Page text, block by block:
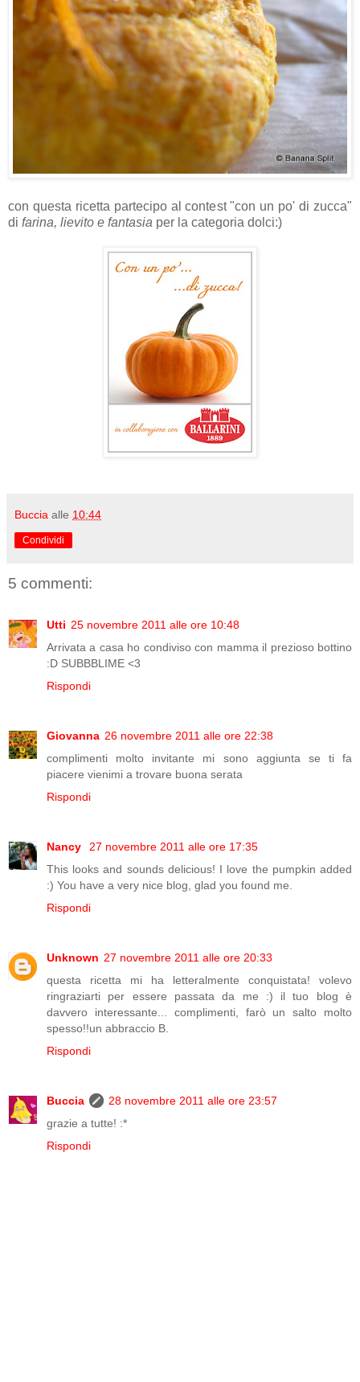
con questa ricetta partecipo al contest "con un po' di zucca"
di farina, lievito e fantasia per la categoria dolci:)
Buccia alle 10:44
Condividi
5 commenti:
Utti 25 novembre 2011 alle ore 10:48
Arrivata a casa ho condiviso con mamma il prezioso bottino
:D SUBBBLIME <3
Rispondi
Giovanna 26 novembre 2011 alle ore 22:38
complimenti molto invitante mi sono aggiunta se ti fa
piacere vienimi a trovare buona serata
Rispondi
Nancy
27 novembre 2011 alle ore 17:35
This looks and sounds delicious! I love the pumpkin added
:) You have a very nice blog, glad you found me.
Rispondi
Unknown 27 novembre 2011 alle ore 20:33
questa ricetta mi ha letteralmente conquistata! volevo
ringraziarti per essere passata da me :) il tuo blog è
davvero interessante... complimenti, farò un salto molto
spesso!!un abbraccio B.
Rispondi
Buccia
28 novembre 2011 alle ore 23:57
grazie a tutte! :*
Rispondi